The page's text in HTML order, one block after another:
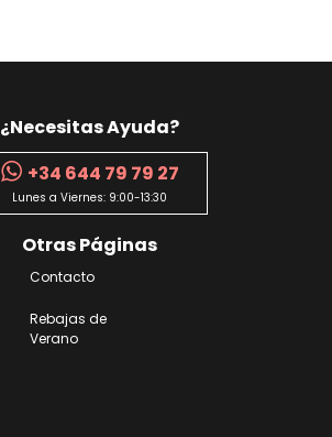
¿Necesitas Ayuda?
+34 644 79 79 27
Lunes a Viernes: 9:00-13:30
Otras Páginas
Contacto
Rebajas de
Verano